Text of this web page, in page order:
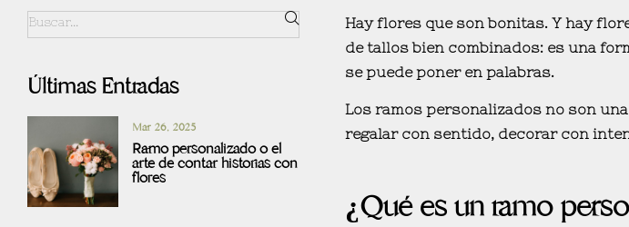
Últimas Entradas
Mar 26, 2025
Ramo personalizado o el
arte de contar historias con
flores
Hay flores que son bonitas. Y hay
de tallos bien combinados: es una
se puede poner en palabras.
Los ramos personalizadosno son una
regalar con sentido, decorar con
¿Qué es un ramo